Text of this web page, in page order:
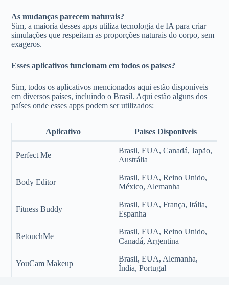
As mudanças parecem naturais?
Sim, a maioria desses apps utiliza tecnologia de IA para criar
simulações que respeitam as proporções naturais do corpo, sem
exageros.
Esses aplicativos funcionam em todos os países?
Sim, todos os aplicativos mencionados aqui estão disponíveis
em diversos países, incluindo o Brasil. Aqui estão alguns dos
países onde esses apps podem ser utilizados:
Aplicativo Países Disponíveis
Perfect Me
Brasil, EUA, Canadá, Japão,
Austrália
Body Editor
Brasil, EUA, Reino Unido,
México, Alemanha
Fitness Buddy
Brasil, EUA, França, Itália,
Espanha
RetouchMe
Brasil, EUA, Reino Unido,
Canadá, Argentina
YouCam Makeup
Brasil, EUA, Alemanha,
Índia, Portugal